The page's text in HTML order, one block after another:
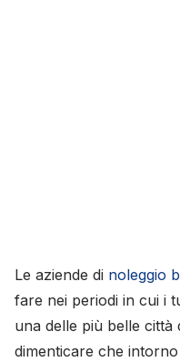
Le aziende di noleggio
fare nei periodi in cui i
una delle più belle città
dimenticare che